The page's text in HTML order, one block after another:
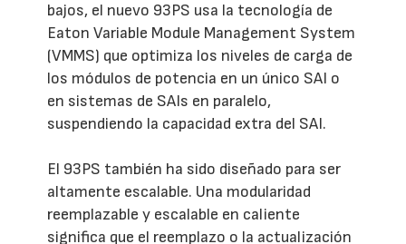
bajos, el nuevo 93PS usa la tecnología de
Eaton Variable Module Management System
(VMMS) que optimiza los niveles de carga de
los módulos de potencia en un único SAI o
en sistemas de SAIs en paralelo,
suspendiendo la capacidad extra del SAI.
El 93PS también ha sido diseñado para ser
altamente escalable. Una modularidad
reemplazable y escalable en caliente
significa que el reemplazo o la actualización